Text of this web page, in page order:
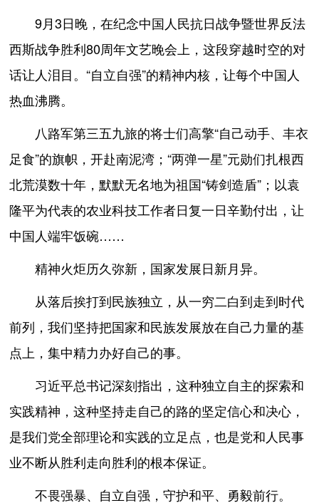
9月3日晚，在纪念中国人民抗日战争暨世界反法
西斯战争胜利80周年文艺晚会上，这段穿越时空的对
话让人泪目。“自立自强”的精神内核，让每个中国人
热血沸腾。
八路军第三五九旅的将士们高擎“自己动手、丰衣
足食”的旗帜，开赴南泥湾；“两弹一星”元勋们扎根西
北荒漠数十年，默默无名地为祖国“铸剑造盾”；以袁
隆平为代表的农业科技工作者日复一日辛勤付出，让
中国人端牢饭碗……
精神火炬历久弥新，国家发展日新月异。
从落后挨打到民族独立，从一穷二白到走到时代
前列，我们坚持把国家和民族发展放在自己力量的基
点上，集中精力办好自己的事。
习近平总书记深刻指出，这种独立自主的探索和
实践精神，这种坚持走自己的路的坚定信心和决心，
是我们党全部理论和实践的立足点，也是党和人民事
业不断从胜利走向胜利的根本保证。
不畏强暴、自立自强，守护和平、勇毅前行。